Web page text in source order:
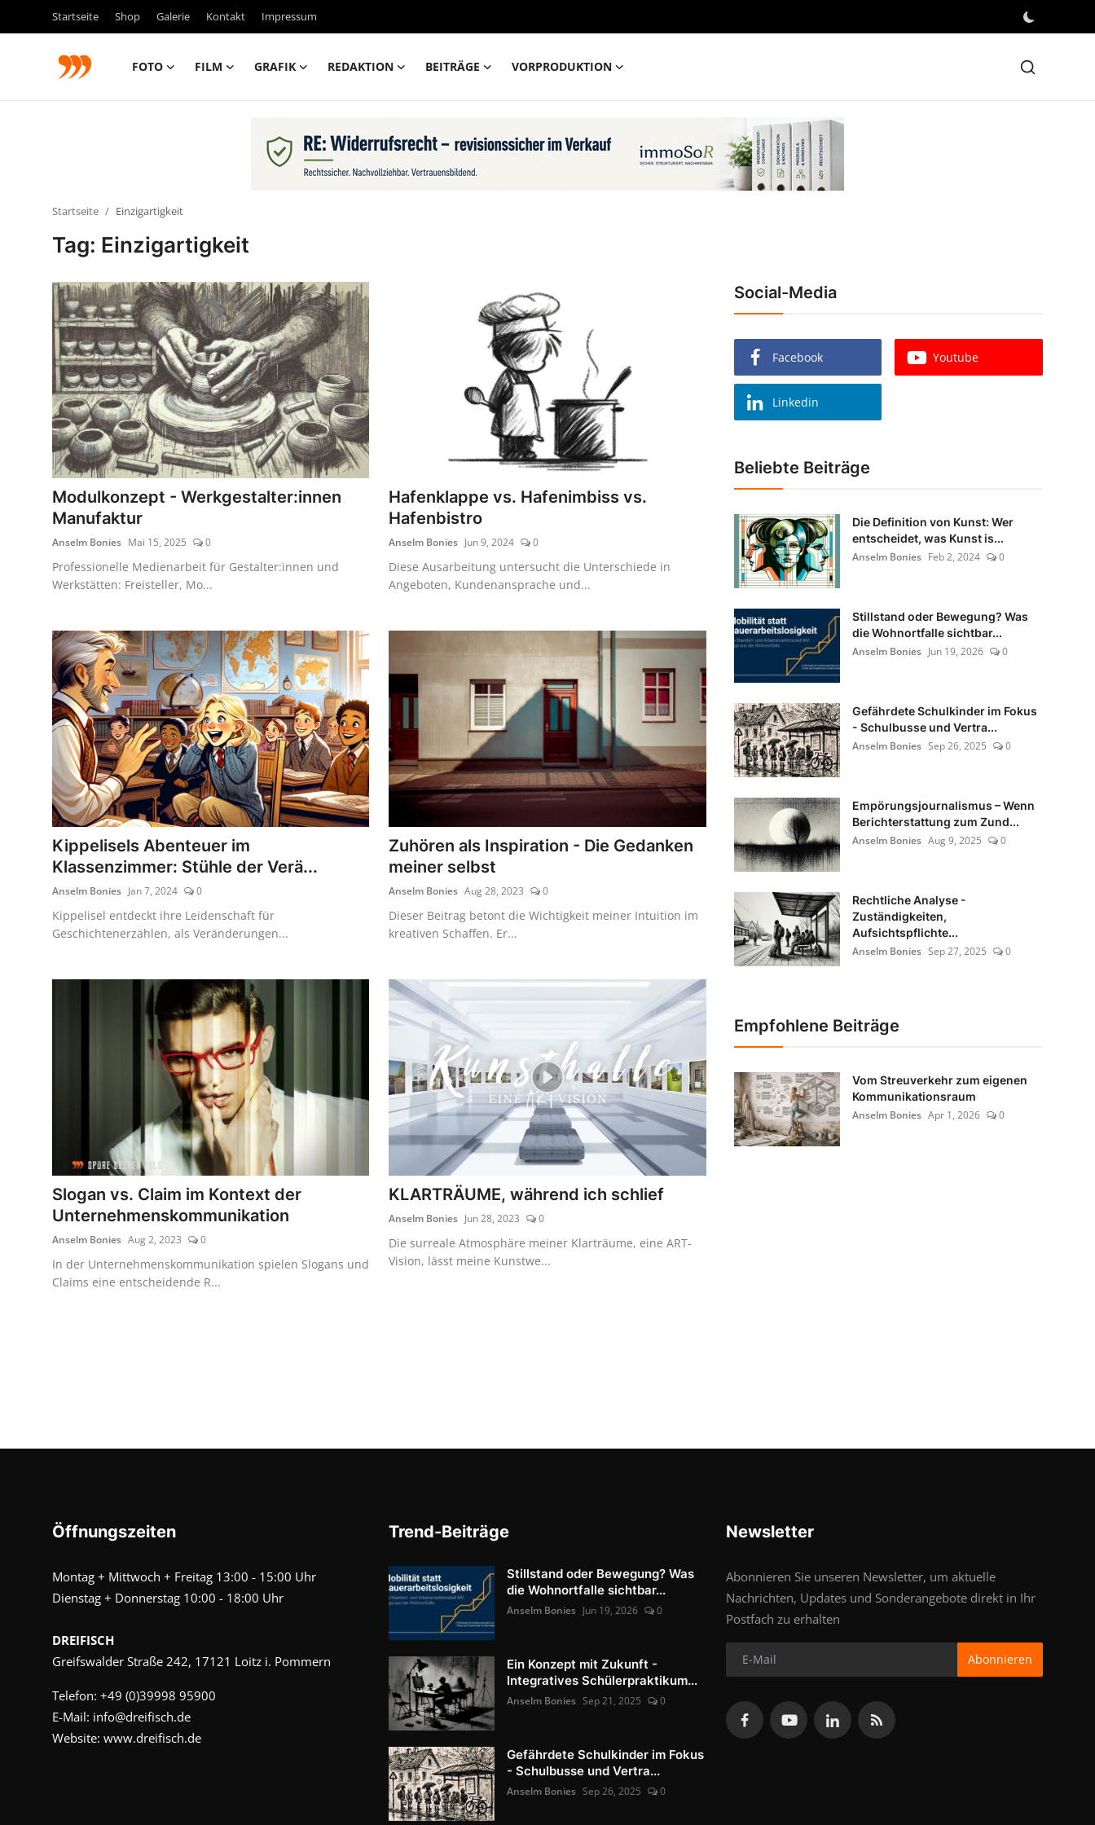
Startseite Shop Galerie Kontakt Impressum
FOTO FILM GRAFIK REDAKTION BEITRÄGE VORPRODUKTION
Beiträge
Vorproduktion
Startseite Einzigartigkeit
Tag: Einzigartigkeit
Modulkonzept - Werkgestalter:innen
Manufaktur
Anselm Bonies Mai 15, 2025 0
Professionelle Medienarbeit für Gestalter:innen und
Werkstätten: Freisteller, Mo...
Hafenklappe vs. Hafenimbiss vs.
Hafenbistro
Anselm Bonies Jun 9, 2024 0
Diese Ausarbeitung untersucht die Unterschiede in
Angeboten, Kundenansprache und...
Kippelisels Abenteuer im
Klassenzimmer: Stühle der Verä...
Anselm Bonies Jan 7, 2024 0
Kippelisel entdeckt ihre Leidenschaft für
Geschichtenerzählen, als Veränderungen...
Zuhören als Inspiration - Die Gedanken
meiner selbst
Anselm Bonies Aug 28, 2023 0
Dieser Beitrag betont die Wichtigkeit meiner Intuition im
kreativen Schaffen. Er...
Slogan vs. Claim im Kontext der
Unternehmenskommunikation
Anselm Bonies Aug 2, 2023 0
In der Unternehmenskommunikation spielen Slogans und
Claims eine entscheidende R...
KLARTRÄUME, während ich schlief
Anselm Bonies Jun 28, 2023 0
Die surreale Atmosphäre meiner Klarträume, eine ART-
Vision, lässt meine Kunstwe...
Social-Media
Facebook Youtube
Linkedin
Beliebte Beiträge
Die Definition von Kunst: Wer
entscheidet, was Kunst is...
Anselm Bonies Feb 2, 2024 0
Stillstand oder Bewegung? Was
die Wohnortfalle sichtbar...
Anselm Bonies Jun 19, 2026 0
Gefährdete Schulkinder im Fokus
- Schulbusse und Vertra...
Anselm Bonies Sep 26, 2025 0
Empörungsjournalismus – Wenn
Berichterstattung zum Zund...
Anselm Bonies Aug 9, 2025 0
Rechtliche Analyse -
Zuständigkeiten,
Aufsichtspflichte...
Anselm Bonies Sep 27, 2025 0
Empfohlene Beiträge
Vom Streuverkehr zum eigenen
Kommunikationsraum
Anselm Bonies Apr 1, 2026 0
Öffnungszeiten
Montag + Mittwoch + Freitag 13:00 - 15:00 Uhr
Dienstag + Donnerstag 10:00 - 18:00 Uhr
DREIFISCH
Greifswalder Straße 242, 17121 Loitz i. Pommern
Telefon: +49 (0)39998 95900
E-Mail: info@dreifisch.de
Website: www.dreifisch.de
Trend-Beiträge
Stillstand oder Bewegung? Was
die Wohnortfalle sichtbar...
Anselm Bonies Jun 19, 2026 0
Ein Konzept mit Zukunft -
Integratives Schülerpraktikum...
Anselm Bonies Sep 21, 2025 0
Gefährdete Schulkinder im Fokus
- Schulbusse und Vertra...
Anselm Bonies Sep 26, 2025 0
Newsletter
Abonnieren Sie unseren Newsletter, um aktuelle
Nachrichten, Updates und Sonderangebote direkt in Ihr
Postfach zu erhalten
Abonnieren